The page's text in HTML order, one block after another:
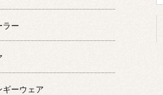
ラー
ギーウェア